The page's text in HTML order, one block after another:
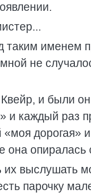
именем
не
и были
и каждый раз
дорогая»
она опиралась
выслушать
парочку